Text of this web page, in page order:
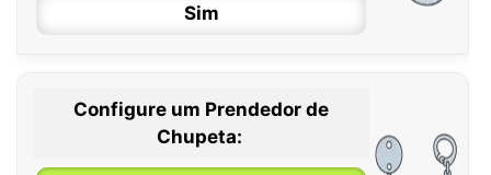
Sim
0 / 6 meses
Configure um Prendedor de
Chupeta: